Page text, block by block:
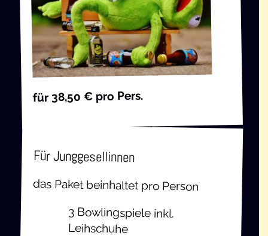
für 38,50 € pro Pers.
Für Jung­ge­sel­lin­nen
das Paket beinhal­tet pro Person
3 Bow­ling­spie­le inkl.
Leihschuhe